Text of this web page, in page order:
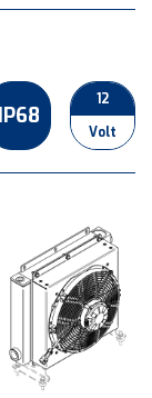
IP68
12
Volt